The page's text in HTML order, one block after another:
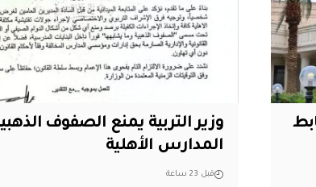
وزير التربية يمنع الصفوف
المدارس الأهلية
قبل 23 ساعة